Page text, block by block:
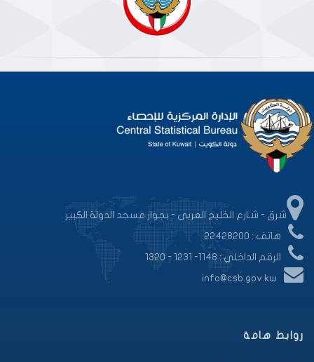
شرق - شـارع الخليج العربى - بجوار مسجد الدولة الكبير
هاتف : 22428200
الرقم الداخلي : 1148- 1231 - 1320
info@csb.gov.kw
روابط هامة